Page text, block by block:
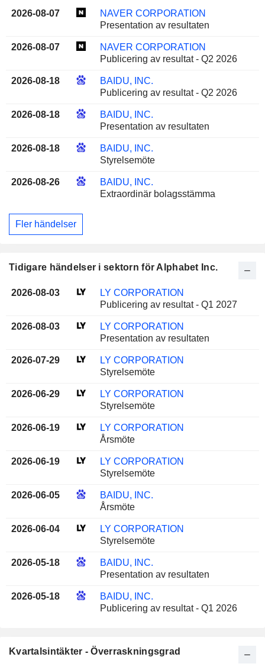
2026-08-07
NAVER CORPORATION
Presentation av resultaten
2026-08-07
NAVER CORPORATION
Publicering av resultat - Q2 2026
2026-08-18
BAIDU, INC.
Publicering av resultat - Q2 2026
2026-08-18
BAIDU, INC.
Presentation av resultaten
2026-08-18
BAIDU, INC.
Styrelsemöte
2026-08-26
BAIDU, INC.
Extraordinär bolagsstämma
Fler händelser
Tidigare händelser i sektorn för Alphabet Inc.
2026-08-03
LY CORPORATION
Publicering av resultat - Q1 2027
2026-08-03
LY CORPORATION
Presentation av resultaten
2026-07-29
LY CORPORATION
Styrelsemöte
2026-06-29
LY CORPORATION
Styrelsemöte
2026-06-19
LY CORPORATION
Årsmöte
2026-06-19
LY CORPORATION
Styrelsemöte
2026-06-05
BAIDU, INC.
Årsmöte
2026-06-04
LY CORPORATION
Styrelsemöte
2026-05-18
BAIDU, INC.
Presentation av resultaten
2026-05-18
BAIDU, INC.
Publicering av resultat - Q1 2026
Kvartalsintäkter - Överraskningsgrad